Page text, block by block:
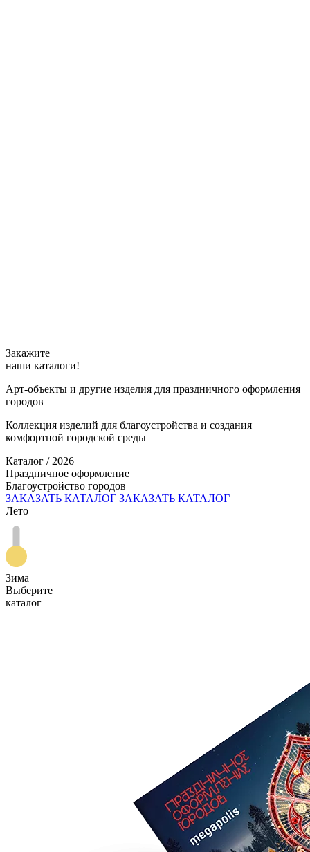
Закажите
наши каталоги!
Арт-объекты и другие изделия для праздничного оформления
городов
Коллекция изделий для благоустройства и создания
комфортной городской среды
Каталог / 2026
Праздничное оформление
Благоустройство городов
ЗАКАЗАТЬ КАТАЛОГ ЗАКАЗАТЬ КАТАЛОГ
Лето
Зима
Выберите
каталог